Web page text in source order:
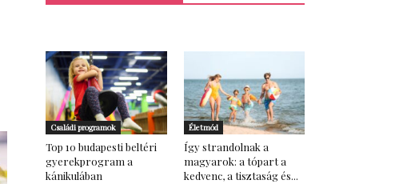
Családi programok
Top 10 budapesti beltéri
gyerekprogram a
kánikulában
Életmód
Így strandolnak a
magyarok: a tópart a
kedvenc, a tisztaság és...